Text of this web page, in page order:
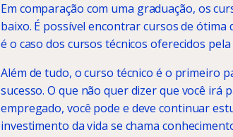
Em comparação com uma graduação, os
baixo. É possível encontrar cursos de
é o caso dos cursos técnicos oferecidos
Além de tudo, o curso técnico é o primeiro
sucesso. O que não quer dizer que você irá
empregado, você pode e deve continuar
investimento da vida se chama